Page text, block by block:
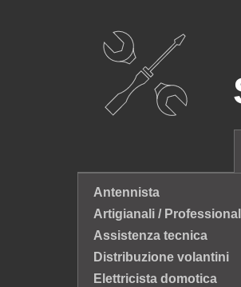
Antennista
Artigianali /
Assistenza tecnica
Distribuzione volantini
Elettricista domotica